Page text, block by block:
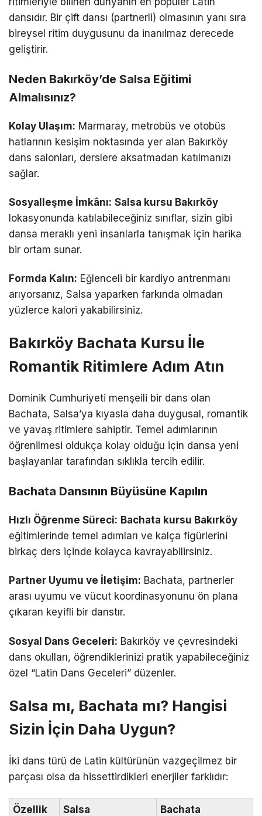
dansıdır. Bir çift dansı (partnerli) olmasının yanı sıra
bireysel ritim duygusunu da inanılmaz derecede
geliştirir.
Neden Bakırköy’de Salsa Eğitimi
Almalısınız?
Kolay Ulaşım: Marmaray, metrobüs ve otobüs
hatlarının kesişim noktasında yer alan Bakırköy
dans salonları, derslere aksatmadan katılmanızı
sağlar.
Sosyalleşme İmkânı: Salsa kursu Bakırköy
lokasyonunda katılabileceğiniz sınıflar, sizin gibi
dansa meraklı yeni insanlarla tanışmak için harika
bir ortam sunar.
Formda Kalın: Eğlenceli bir kardiyo antrenmanı
arıyorsanız, Salsa yaparken farkında olmadan
yüzlerce kalori yakabilirsiniz.
Bakırköy Bachata Kursu İle
Romantik Ritimlere Adım Atın
Dominik Cumhuriyeti menşeili bir dans olan
Bachata, Salsa’ya kıyasla daha duygusal, romantik
ve yavaş ritimlere sahiptir. Temel adımlarının
öğrenilmesi oldukça kolay olduğu için dansa yeni
başlayanlar tarafından sıklıkla tercih edilir.
Bachata Dansının Büyüsüne Kapılın
Hızlı Öğrenme Süreci: Bachata kursu Bakırköy
eğitimlerinde temel adımları ve kalça figürlerini
birkaç ders içinde kolayca kavrayabilirsiniz.
Partner Uyumu ve İletişim: Bachata, partnerler
arası uyumu ve vücut koordinasyonunu ön plana
çıkaran keyifli bir danstır.
Sosyal Dans Geceleri: Bakırköy ve çevresindeki
dans okulları, öğrendiklerinizi pratik yapabileceğiniz
özel “Latin Dans Geceleri” düzenler.
Salsa mı, Bachata mı? Hangisi
Sizin İçin Daha Uygun?
İki dans türü de Latin kültürünün vazgeçilmez bir
parçası olsa da hissettirdikleri enerjiler farklıdır:
Özellik Salsa
Bachata